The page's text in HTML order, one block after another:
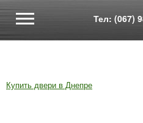
Тел: (067)
Купить двери в Днепре